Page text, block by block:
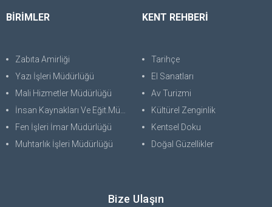
BİRİMLER
Zabıta Amirliği
Yazı İşleri Müdürlüğü
Mali Hizmetler Müdürlüğü
İnsan Kaynakları Ve Eğit.Müdürlüğü
Fen İşleri İmar Müdürlüğü
Muhtarlık İşleri Müdürlüğü
KENT REHBERİ
Tarihçe
El Sanatları
Av Turizmi
Kültürel Zenginlik
Kentsel Doku
Doğal Güzellikler
Bize Ulaşın